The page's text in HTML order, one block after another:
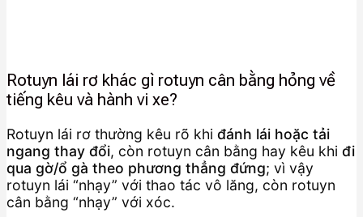
Rotuyn lái rơ khác gì rotuyn cân bằng hỏng về
tiếng kêu và hành vi xe?
Rotuyn lái rơ thường kêu rõ khi đánh lái hoặc tải
ngang thay đổi, còn rotuyn cân bằng hay kêu khi đi
qua gờ/ổ gà theo phương thẳng đứng; vì vậy
rotuyn lái “nhạy” với thao tác vô lăng, còn rotuyn
cân bằng “nhạy” với xóc.